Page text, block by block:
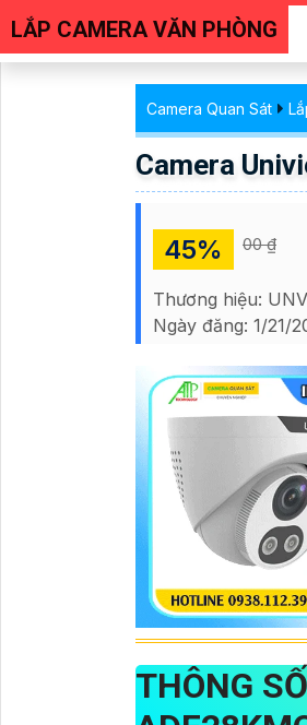
LẮP CAMERA VĂN PHÒNG
Camera Quan Sát
Camera
45% 00 ₫
Thương hiệu:
Ngày đăng: 1/21/
THÔNG